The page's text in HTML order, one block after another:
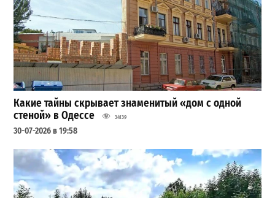
Какие тайны скрывает знаменитый «дом с одной
стеной» в Одессе
34139
30-07-2026 в 19:58